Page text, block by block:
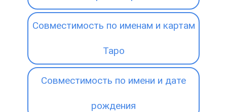
Совместимость по именам и картам
Таро
Совместимость по имени и дате
рождения